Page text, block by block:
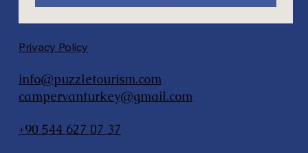
Privacy Policy
info@puzzletourism.com
campervanturkey@gmail.com
+90 544 627 07 37